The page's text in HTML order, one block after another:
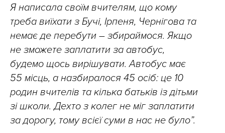
Я написала своїм вчителям, що кому
треба виїхати з Бучі, Ірпеня, Чернігова та
немає де перебути – збираймося. Якщо
не зможете заплатити за автобус,
будемо щось вирішувати. Автобус має
55 місць, а назбиралося 45 осіб: це 10
родин вчителів та кілька батьків із дітьми
зі школи. Дехто з колег не міг заплатити
за дорогу, тому всієї суми в нас не було”.